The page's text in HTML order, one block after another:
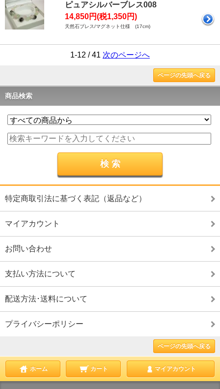
ピュアシルバーブレス008
14,850円(税1,350円)
天然石ブレス/マグネット仕様 (17cm)
1-12 / 41 次のページへ
ページの先頭へ戻る
商品検索
特定商取引法に基づく表記（返品など）
マイアカウント
お問い合わせ
支払い方法について
配送方法･送料について
プライバシーポリシー
ページの先頭へ戻る
ホーム カート マイアカウント